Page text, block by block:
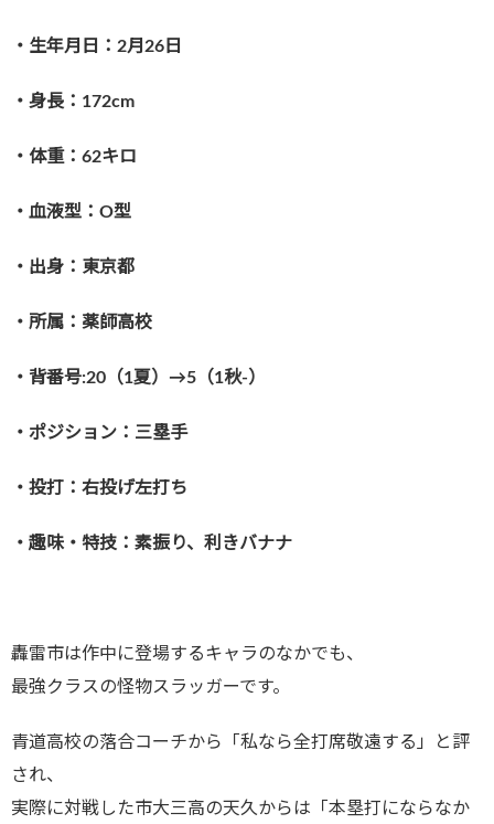
・生年月日：2月26日
・身長：172cm
・体重：62キロ
・血液型：O型
・出身：東京都
・所属：薬師高校
・背番号:20（1夏）→5（1秋-）
・ポジション：三塁手
・投打：右投げ左打ち
・趣味・特技：素振り、利きバナナ
轟雷市は作中に登場するキャラのなかでも、
最強クラスの怪物スラッガーです。
青道高校の落合コーチから「私なら全打席敬遠する」と評
され、
実際に対戦した市大三高の天久からは「本塁打にならなか